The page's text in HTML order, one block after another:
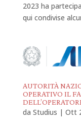
2023 ha
qui condivise
AUTORITÀ
OPERATIVO IL
da Studius | Ott